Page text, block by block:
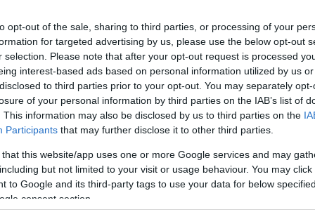
opt-out of the sale, sharing to third parties, or processing of your
for targeted advertising by us, please use the below opt-out
selection. Please note that after your opt-out request is processed
interest-based ads based on personal information utilized by us
to third parties prior to your opt-out. You may separately
of your personal information by third parties on the IAB’s list of
This information may also be disclosed by us to third parties on the
Participants that may further disclose it to other third parties.
that this website/app uses one or more Google services and may
but not limited to your visit or usage behaviour. You may
to Google and its third-party tags to use your data for below
consent section.
i cantanti è di dubbio gusto”, dichiara.
aver passato una vita a difendere la sua
che sia un ologramma a farlacrollare.
a leggere dopo la pubblicità